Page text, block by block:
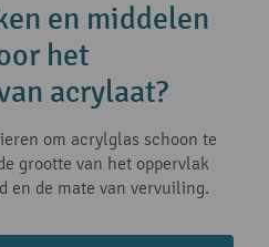
en middelen
het
acrylaat?
om acrylglas schoon te
grootte van het oppervlak
en de mate van vervuiling.